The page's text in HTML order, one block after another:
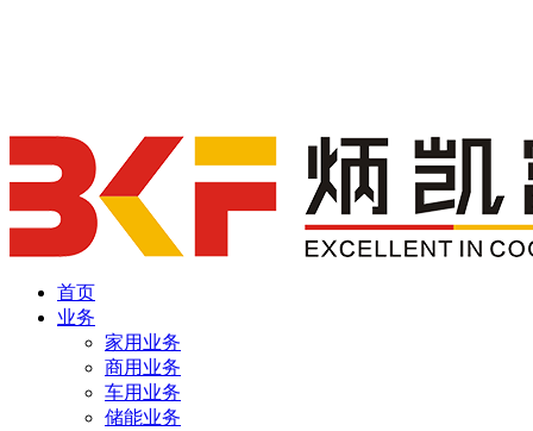
首页
业务
家用业务
商用业务
车用业务
储能业务